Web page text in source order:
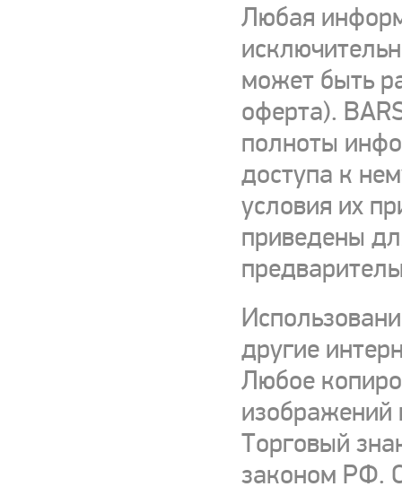
Любая
может быть
оферта).
полноты
доступа к
условия их
приведены
другие
Любое
изображений
Торговый
законом РФ.